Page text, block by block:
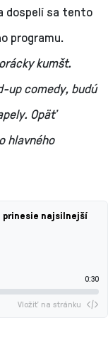
dospelí sa tento
programu.
kumšt.
up comedy, budú
Opäť
hlavného
najsilnejší
0:30
Vložiť na stránku